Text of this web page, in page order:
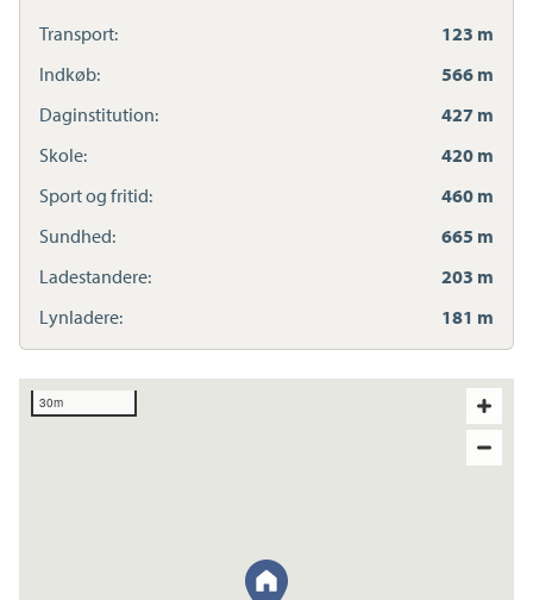
Transport:
123 m
Indkøb:
566 m
Daginstitution:
427 m
Skole:
420 m
Sport og fritid:
460 m
Sundhed:
665 m
Ladestandere:
203 m
Lynladere:
181 m
30m